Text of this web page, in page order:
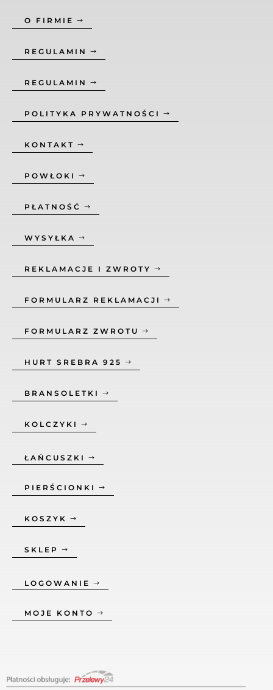
O FIRMIE
REGULAMIN
REGULAMIN
POLITYKA PRYWATNOŚCI
KONTAKT
POWŁOKI
PŁATNOŚĆ
WYSYŁKA
REKLAMACJE I ZWROTY
FORMULARZ REKLAMACJI
FORMULARZ ZWROTU
HURT SREBRA 925
BRANSOLETKI
KOLCZYKI
ŁAŃCUSZKI
PIERŚCIONKI
KOSZYK
SKLEP
LOGOWANIE
MOJE KONTO